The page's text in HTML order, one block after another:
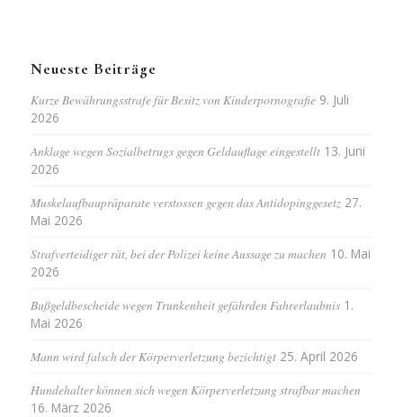
Neueste Beiträge
Kurze Bewährungsstrafe für Besitz von Kinderpornografie 9. Juli
2026
Anklage wegen Sozialbetrugs gegen Geldauflage eingestellt 13. Juni
2026
Muskelaufbaupräparate verstossen gegen das Antidopinggesetz 27.
Mai 2026
Strafverteidiger rät, bei der Polizei keine Aussage zu machen 10. Mai
2026
Bußgeldbescheide wegen Trunkenheit gefährden Fahrerlaubnis 1.
Mai 2026
Mann wird falsch der Körperverletzung bezichtigt 25. April 2026
Hundehalter können sich wegen Körperverletzung strafbar machen
16. März 2026